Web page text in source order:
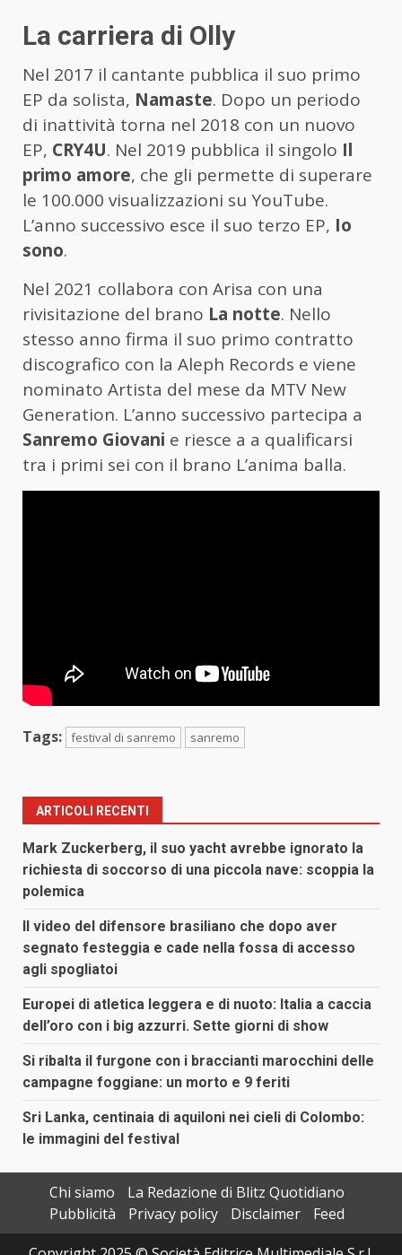
La carriera di Olly
Nel 2017 il cantante pubblica il suo primo
EP da solista, Namaste. Dopo un periodo
di inattività torna nel 2018 con un nuovo
EP, CRY4U. Nel 2019 pubblica il singolo Il
primo amore, che gli permette di superare
le 100.000 visualizzazioni su YouTube.
L’anno successivo esce il suo terzo EP, Io
sono.
Nel 2021 collabora con Arisa con una
rivisitazione del brano La notte. Nello
stesso anno firma il suo primo contratto
discografico con la Aleph Records e viene
nominato Artista del mese da MTV New
Generation. L’anno successivo partecipa a
Sanremo Giovani e riesce a a qualificarsi
tra i primi sei con il brano L’anima balla.
Tags: festival di sanremo sanremo
ARTICOLI RECENTI
Mark Zuckerberg, il suo yacht avrebbe ignorato la
richiesta di soccorso di una piccola nave: scoppia la
polemica
Il video del difensore brasiliano che dopo aver
segnato festeggia e cade nella fossa di accesso
agli spogliatoi
Europei di atletica leggera e di nuoto: Italia a caccia
dell’oro con i big azzurri. Sette giorni di show
Si ribalta il furgone con i braccianti marocchini delle
campagne foggiane: un morto e 9 feriti
Sri Lanka, centinaia di aquiloni nei cieli di Colombo:
le immagini del festival
Chi siamo
La Redazione di Blitz Quotidiano
Pubblicità
Privacy policy Disclaimer
Feed